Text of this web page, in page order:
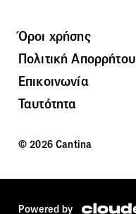
Όροι χρήσης
Πολιτική Απορρήτου
Επικοινωνία
Ταυτότητα
© 2026 Cantina
Powered by